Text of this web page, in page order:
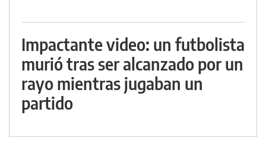
Impactante video: un futbolista
murió tras ser alcanzado por un
rayo mientras jugaban un
partido